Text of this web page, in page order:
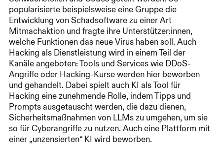
popularisierte beispielsweise eine Gruppe die
Entwicklung von Schadsoftware zu einer Art
Mitmachaktion und fragte ihre Unterstützer:innen,
welche Funktionen das neue Virus haben soll. Auch
Hacking als Dienstleistung wird in einem Teil der
Kanäle angeboten: Tools und Services wie DDoS-
Angriffe oder Hacking-Kurse werden hier beworben
und gehandelt. Dabei spielt auch KI als Tool für
Hacking eine zunehmende Rolle, indem Tipps und
Prompts ausgetauscht werden, die dazu dienen,
Sicherheitsmaßnahmen von LLMs zu umgehen, um sie
so für Cyberangriffe zu nutzen. Auch eine Plattform mit
einer „unzensierten“ KI wird beworben.